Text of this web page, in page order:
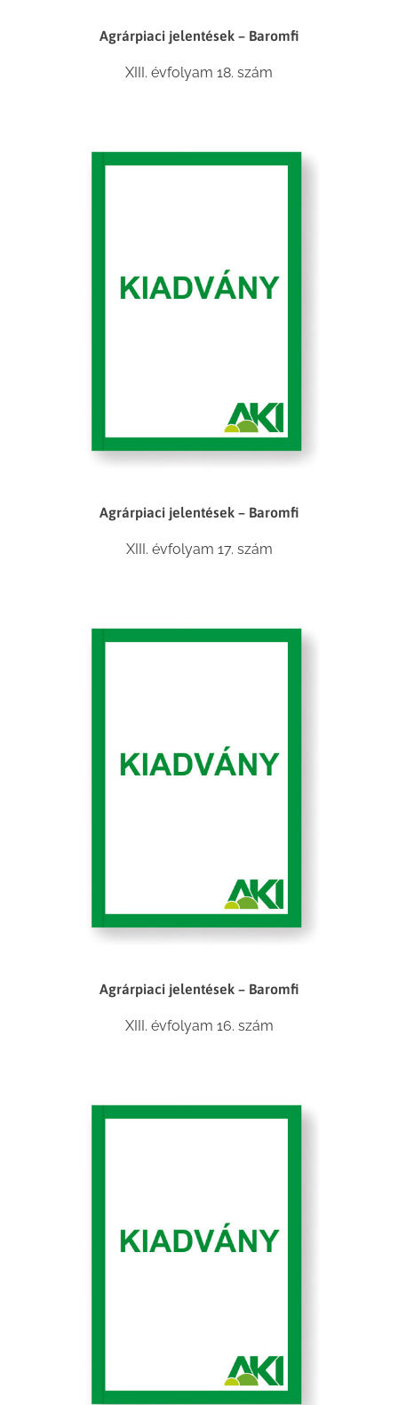
Agrárpiaci jelentések – Baromfi
XIII. évfolyam 18. szám
Agrárpiaci jelentések – Baromfi
XIII. évfolyam 17. szám
Agrárpiaci jelentések – Baromfi
XIII. évfolyam 16. szám